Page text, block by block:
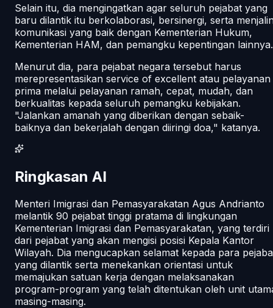
Selain itu, dia mengingatkan agar seluruh pejabat yang
baru dilantik itu berkolaborasi, bersinergi, serta
komunikasi yang baik dengan Kementerian Hukum,
Kementerian HAM, dan pemangku kepentingan lainnya.
Menurut dia, para pejabat negara tersebut harus
merepresentasikan service of excellent atau pelayanan
prima melalui pelayanan ramah, cepat, mudah, dan
berkualitas kepada seluruh pemangku kebijakan.
"Jalankan amanah yang diberikan dengan sebaik-
baiknya dan bekerjalah dengan diiringi doa," katanya.
Ringkasan AI
Menteri Imigrasi dan Pemasyarakatan Agus Andrianto
melantik 90 pejabat tinggi pratama di lingkungan
Kementerian Imigrasi dan Pemasyarakatan, yang terdiri
dari pejabat yang akan mengisi posisi Kepala Kantor
Wilayah. Dia mengucapkan selamat kepada para
yang dilantik serta menekankan orientasi untuk
memajukan satuan kerja dengan melaksanakan
program-program yang telah ditentukan oleh unit
masing-masing.